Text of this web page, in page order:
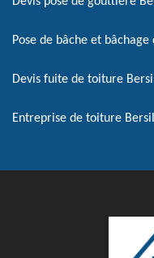
Pose de bâche et
Devis fuite de toiture
Entreprise de toiture